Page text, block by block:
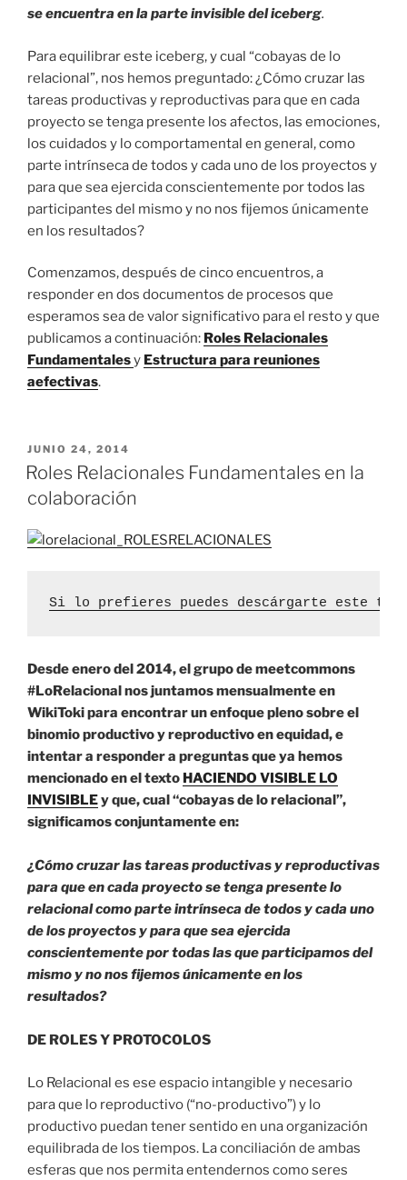
se encuentra en la parte invisible del iceberg.
Para equilibrar este iceberg, y cual “cobayas de lo
relacional”, nos hemos preguntado: ¿Cómo cruzar las
tareas productivas y reproductivas para que en cada
proyecto se tenga presente los afectos, las emociones,
los cuidados y lo comportamental en general, como
parte intrínseca de todos y cada uno de los proyectos y
para que sea ejercida conscientemente por todos las
participantes del mismo y no nos fijemos únicamente
en los resultados?
Comenzamos, después de cinco encuentros, a
responder en dos documentos de procesos que
esperamos sea de valor significativo para el resto y que
publicamos a continuación: Roles Relacionales
Fundamentalesy Estructura para reuniones
aefectivas.
PUBLICADO
EL
JUNIO 24, 2014
Roles Relacionales Fundamentales en la
colaboración
Si lo prefieres puedes descárgarte este
Desde enero del 2014, el grupo de meetcommons
#LoRelacional nos juntamos mensualmente en
WikiToki para encontrar un enfoque pleno sobre el
binomio productivo y reproductivo en equidad, e
intentar a responder a preguntas que ya hemos
mencionado en el texto HACIENDO VISIBLE LO
INVISIBLEy que, cual “cobayas de lo relacional”,
significamos conjuntamente en:
¿Cómo cruzar las tareas productivas y reproductivas
para que en cada proyecto se tenga presente lo
relacional como parte intrínseca de todos y cada uno
de los proyectos y para que sea ejercida
conscientemente por todas las que participamos del
mismo y no nos fijemos únicamente en los
resultados?
DE ROLES Y PROTOCOLOS
Lo Relacional es ese espacio intangible y necesario
para que lo reproductivo (“no-productivo”) y lo
productivo puedan tener sentido en una organización
equilibrada de los tiempos. La conciliación de ambas
esferas que nos permita entendernos como seres